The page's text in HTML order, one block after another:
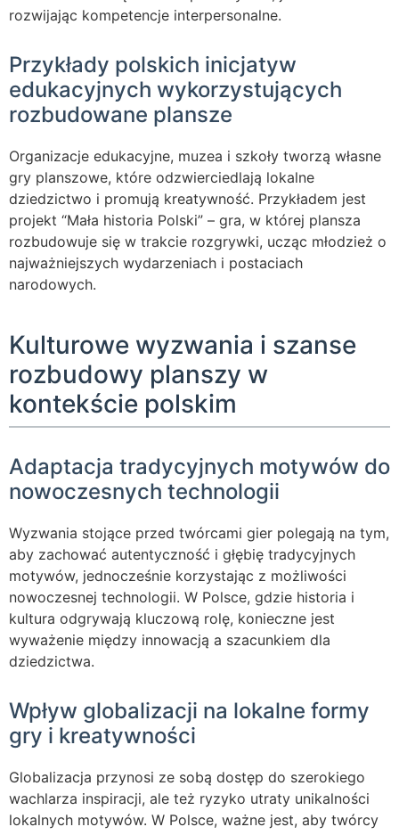
rozwijając kompetencje interpersonalne.
Przykłady polskich inicjatyw
edukacyjnych wykorzystujących
rozbudowane plansze
Organizacje edukacyjne, muzea i szkoły tworzą własne
gry planszowe, które odzwierciedlają lokalne
dziedzictwo i promują kreatywność. Przykładem jest
projekt “Mała historia Polski” – gra, w której plansza
rozbudowuje się w trakcie rozgrywki, ucząc młodzież o
najważniejszych wydarzeniach i postaciach
narodowych.
Kulturowe wyzwania i szanse
rozbudowy planszy w
kontekście polskim
Adaptacja tradycyjnych motywów do
nowoczesnych technologii
Wyzwania stojące przed twórcami gier polegają na tym,
aby zachować autentyczność i głębię tradycyjnych
motywów, jednocześnie korzystając z możliwości
nowoczesnej technologii. W Polsce, gdzie historia i
kultura odgrywają kluczową rolę, konieczne jest
wyważenie między innowacją a szacunkiem dla
dziedzictwa.
Wpływ globalizacji na lokalne formy
gry i kreatywności
Globalizacja przynosi ze sobą dostęp do szerokiego
wachlarza inspiracji, ale też ryzyko utraty unikalności
lokalnych motywów. W Polsce, ważne jest, aby twórcy